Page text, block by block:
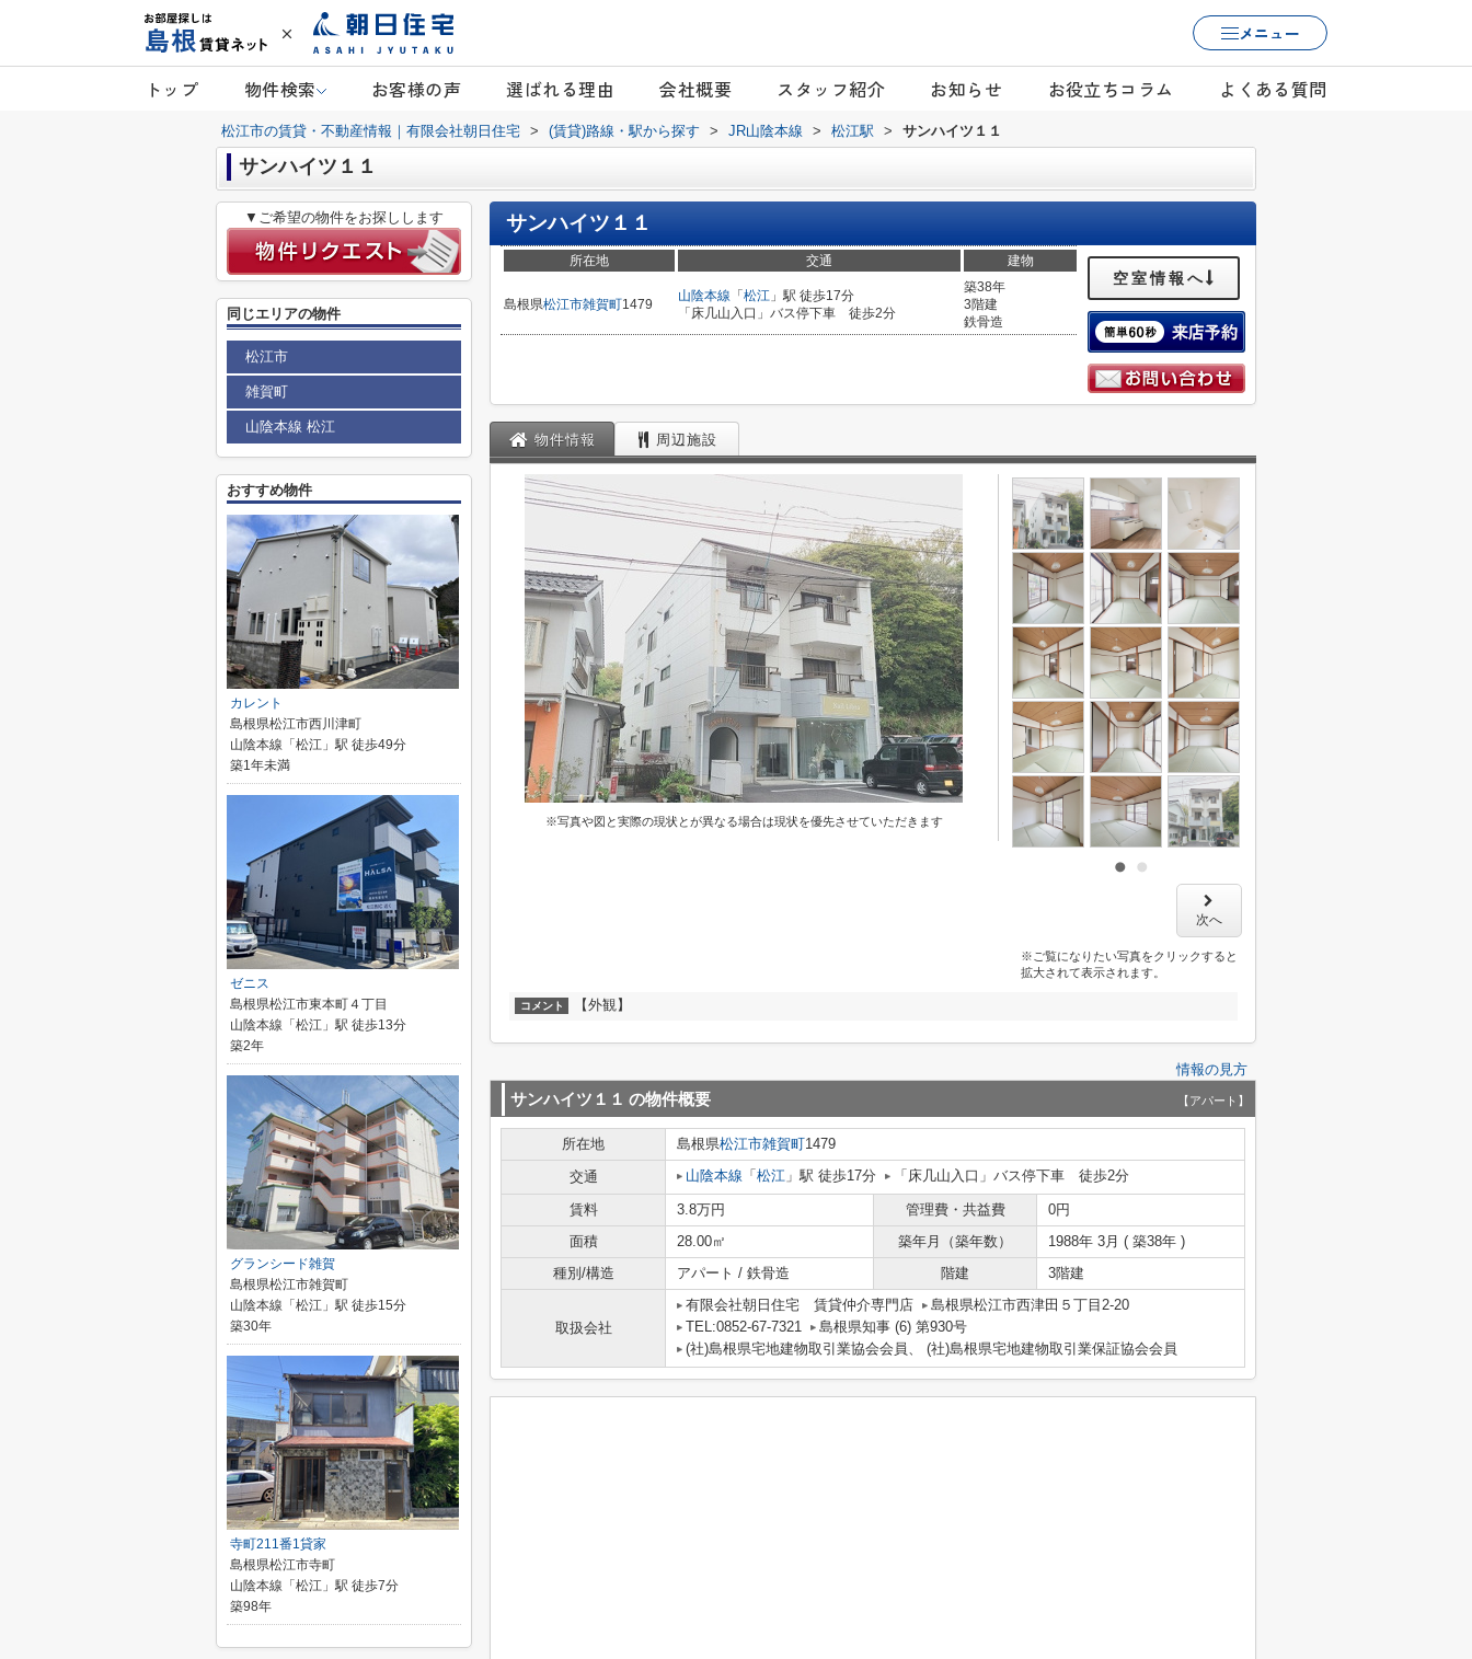
メニュー
トップ 物件検索 お客様の声 選ばれる理由 会社概要 スタッフ紹介 お知らせ お役立ちコラム よくある質問
松江市の賃貸・不動産情報｜有限会社朝日住宅 > (賃貸)路線・駅から探す > JR山陰本線 > 松江駅 > サンハイツ１１
サンハイツ１１
サンハイツ１１
所在地 交通 建物
島根県松江市雑賀町1479
山陰本線 「 松江 」駅 徒歩17分
「床几山入口」バス停下車 徒歩2分
築38年
3階建
鉄骨造
空室情報へ
物件情報 周辺施設
※写真や図と実際の現状とが異なる場合は現状を優先させていただきます
次へ
※ご覧になりたい写真をクリックすると
拡大されて表示されます。
コメント 【外観】
情報の見方
サンハイツ１１ の物件概要 【アパート】
所在地 島根県松江市雑賀町1479
交通
山陰本線 「 松江 」駅 徒歩17分 「床几山入口」バス停下車 徒歩2分
賃料 3.8万円 管理費・共益費
0円
面積
28.00㎡ 築年月（築年数）
1988年 3月 ( 築38年 )
種別/構造
アパート / 鉄骨造 階建 3階建
取扱会社
有限会社朝日住宅 賃貸仲介専門店
島根県松江市西津田５丁目2-20
TEL:0852-67-7321
島根県知事 (6) 第930号
(社)島根県宅地建物取引業協会会員、 (社)島根県宅地建物取引業保証協会会員
▼ご希望の物件をお探しします
同じエリアの物件
松江市
雑賀町
山陰本線 松江
おすすめ物件
カレント
島根県松江市西川津町
山陰本線「松江」駅 徒歩49分
築1年未満
ゼニス
島根県松江市東本町４丁目
山陰本線「松江」駅 徒歩13分
築2年
グランシード雑賀
島根県松江市雑賀町
山陰本線「松江」駅 徒歩15分
築30年
寺町211番1貸家
島根県松江市寺町
山陰本線「松江」駅 徒歩7分
築98年